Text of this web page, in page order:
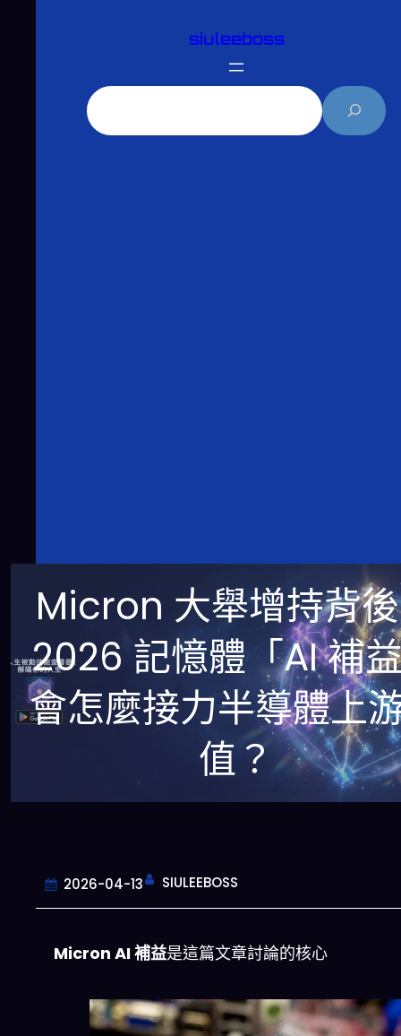
siuleeboss
Micron 大舉增持背
2026 記憶體「AI 補
會怎麼接力半導體上
值？
2026-04-13 SIULEEBOSS
Micron AI 補益是這篇文章討論的核心